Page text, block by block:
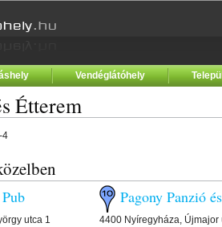
Vendéglátóhely
Étterem
4
utca 1
Pagony Panzió
4400 Nyíregyháza, Újmajor